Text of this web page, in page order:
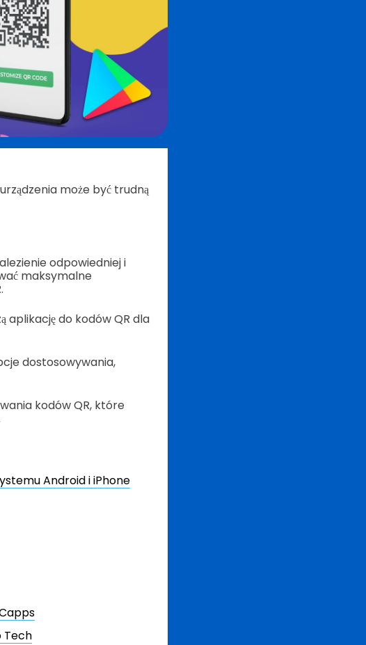
może być trudną
odpowiedniej i
maksymalne
aplikację do kodów QR dla
dostosowywania,
kodów QR, które
Android i iPhone
Tech